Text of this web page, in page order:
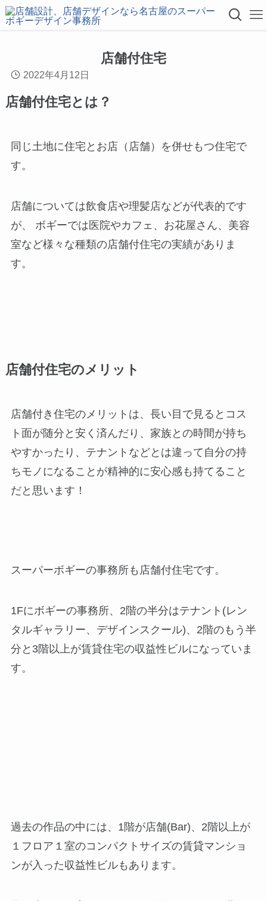
店舗付住宅
2022年4月12日
店舗付住宅とは？
同じ土地に住宅とお店（店舗）を併せもつ住宅で
す。
店舗については飲食店や理髪店などが代表的です
が、 ボギーでは医院やカフェ、お花屋さん、美容
室など様々な種類の店舗付住宅の実績がありま
す。
店舗付住宅のメリット
店舗付き住宅のメリットは、長い目で見るとコス
ト面が随分と安く済んだり、家族との時間が持ち
やすかったり、テナントなどとは違って自分の持
ちモノになることが精神的に安心感も持てること
だと思います！
スーパーボギーの事務所も店舗付住宅です。
1Fにボギーの事務所、2階の半分はテナント(レン
タルギャラリー、デザインスクール)、2階のもう半
分と3階以上が賃貸住宅の収益性ビルになっていま
す。
過去の作品の中には、1階が店舗(Bar)、2階以上が
１フロア１室のコンパクトサイズの賃貸マンショ
ンが入った収益性ビルもあります。